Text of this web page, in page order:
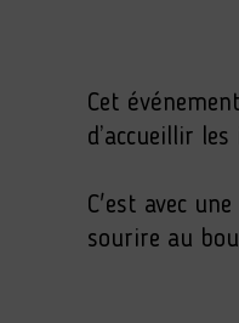
Cet
d’accueillir
C'est avec
sourire au